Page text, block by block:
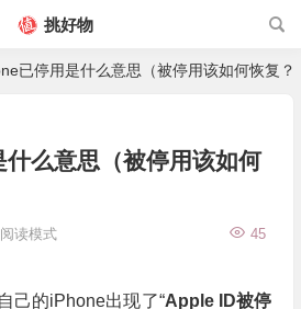
挑好物
已停用是什么意思（被停用该如何恢复？
么意思（被停用该如何
45
阅读模式
己的iPhone出现了“Apple ID被停